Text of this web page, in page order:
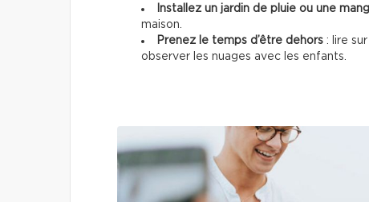
Installez un jardin de pluie ou une
maison.
Prenez le temps d’être dehors : lire
observer les nuages avec les enfants.